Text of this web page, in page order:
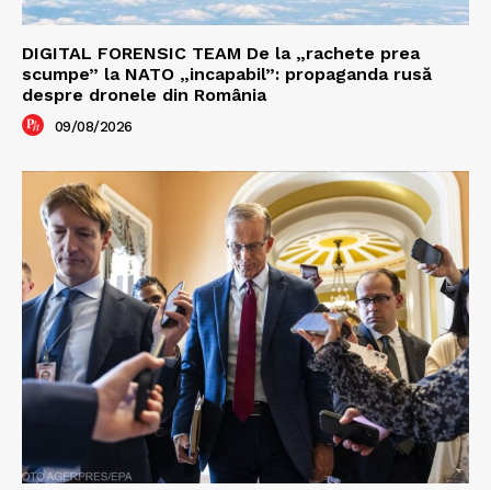
DIGITAL FORENSIC TEAM De la „rachete prea
scumpe” la NATO „incapabil”: propaganda rusă
despre dronele din România
09/08/2026